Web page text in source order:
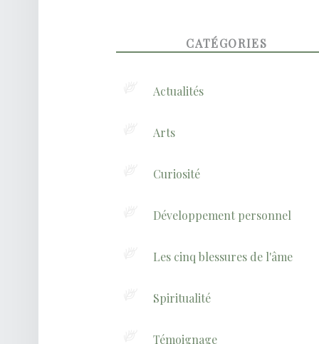
CATÉGORIES
Actualités
Arts
Curiosité
Développement personnel
Les cinq blessures de l'âme
Spiritualité
Témoignage